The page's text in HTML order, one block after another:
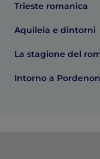
Trieste romanica
Aquileia e dintorni
La stagione del
Intorno a